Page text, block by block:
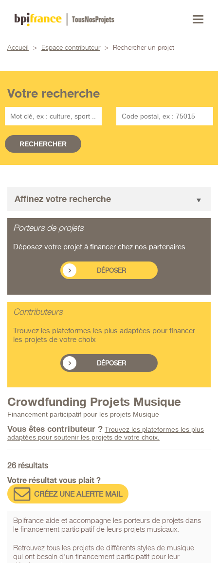
Accueil > Espace contributeur > Rechercher un projet
Votre recherche
Affinez votre recherche
Porteurs de projets
Déposez votre projet à financer chez nos partenaires
DÉPOSER
Contributeurs
Trouvez les plateformes les plus adaptées pour financer
les projets de votre choix
DÉPOSER
Crowdfunding Projets Musique
Financement participatif pour les projets Musique
Vous êtes contributeur ? Trouvez les plateformes les plus
adaptées pour soutenir les projets de votre choix.
26 résultats
Votre résultat vous plait ?
CRÉEZ UNE ALERTE MAIL
Bpifrance aide et accompagne les porteurs de projets dans
le financement participatif de leurs projets musicaux.
Retrouvez tous les projets de différents styles de musique
qui ont besoin d’un financement participatif pour leur